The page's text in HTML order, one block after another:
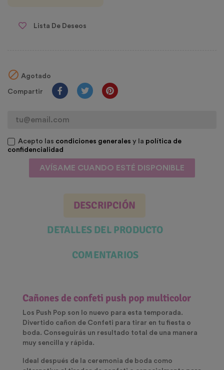
Lista De Deseos
 Agotado
Compartir
Acepto las condiciones generales y la política de
confidencialidad
AVÍSAME CUANDO ESTÉ DISPONIBLE
DESCRIPCIÓN
DETALLES DEL PRODUCTO
COMENTARIOS
Cañones de confeti push pop multicolor
Los Push Pop son lo nuevo para esta temporada.
Divertido cañon de Confeti para tirar en tu fiesta o
boda. Conseguirás un resultado total de una manera
muy sencilla y rápida.
Ideal después de la ceremonia de boda como